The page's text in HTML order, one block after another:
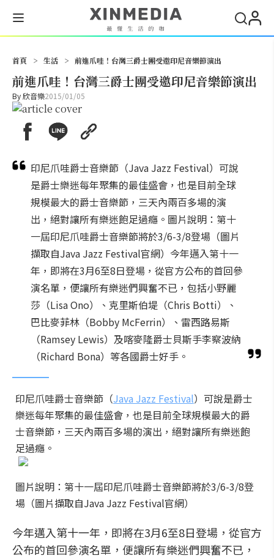
首頁 > 生活 > 前進爪哇！台灣三爵士團受邀印尼音樂節演出
前進爪哇！台灣三爵士團受邀印尼音樂節演出
By欣音樂2015/01/05
印尼爪哇爵士音樂節（Java Jazz Festival）可說
是爵士樂迷每年聚集的最佳盛會，也是目前全球
規模最大的爵士音樂節，三天內兩百多場的演
出，絕對讓所有樂迷飽足過癮。圖片說明：第十
一屆印尼爪哇爵士音樂節將於3/6-3/8登場（圖片
擷取自Java Jazz Festival官網）今年邁入第十一
年，即將在3月6至8日登場，從官方公布的首回參
演名單，便讓所有樂迷們興奮不已，包括小野麗
莎（Lisa Ono）、克里斯伯堤（Chris Botti）、
巴比麥菲林（Bobby McFerrin）、雷西路易斯
（Ramsey Lewis）及喀麥隆爵士貝斯手李察波納
（Richard Bona）等各國爵士好手。
印尼爪哇爵士音樂節（Java Jazz Festival）可說是爵士
樂迷每年聚集的最佳盛會，也是目前全球規模最大的爵
士音樂節，三天內兩百多場的演出，絕對讓所有樂迷飽
足過癮。
圖片說明：第十一屆印尼爪哇爵士音樂節將於3/6-3/8登
場（圖片擷取自Java Jazz Festival官網）
今年邁入第十一年，即將在3月6至8日登場，從官方
公布的首回參演名單，便讓所有樂迷們興奮不已，